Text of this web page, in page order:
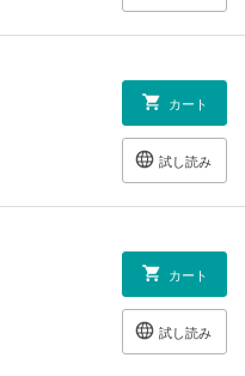
カート
試し読み
カート
試し読み